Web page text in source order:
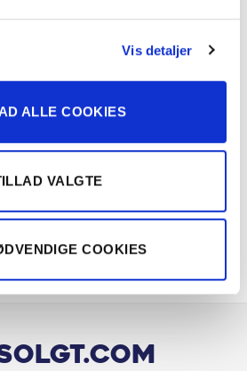
Vis detaljer
ALLE COOKIES
VALGTE
COOKIES
bluetooth